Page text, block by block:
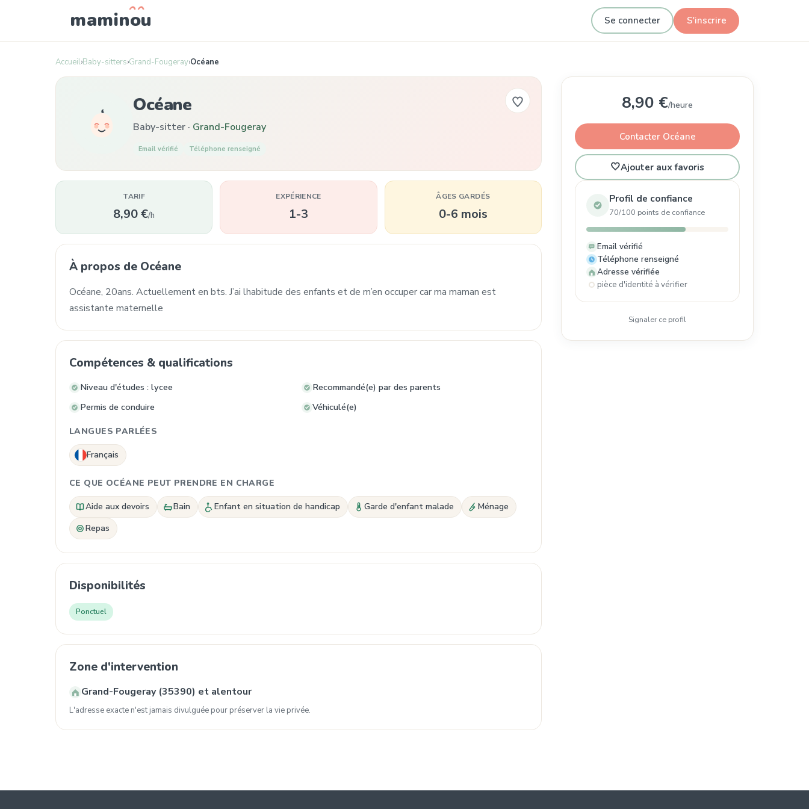
maminou Se connecter S'inscrire
Accueil›Baby-sitters›Grand-Fougeray›Océane
Océane
Baby-sitter · Grand-Fougeray
Email vérifié Téléphone renseigné
TARIF
8,90 €/h
EXPÉRIENCE
1-3
ÂGES GARDÉS
0-6 mois
À propos de Océane
Océane, 20ans. Actuellement en bts. J’ai lhabitude des enfants et de m’en occuper car ma maman est
assistante maternelle
Compétences & qualifications
Niveau d'études : lycee
Recommandé(e) par des parents
Permis de conduire
Véhiculé(e)
LANGUES PARLÉES
Français
CE QUE OCÉANE PEUT PRENDRE EN CHARGE
Aide aux devoirs Bain Enfant en situation de handicap Garde d'enfant malade
Ménage
Repas
Disponibilités
Ponctuel
Zone d'intervention
Grand-Fougeray (35390) et alentour
L'adresse exacte n'est jamais divulguée pour préserver la vie privée.
8,90 €/heure
Contacter Océane
🤍Ajouter aux favoris
Profil de confiance
70/100 points de confiance
Email vérifié
Téléphone renseigné
Adresse vérifiée
pièce d'identité à vérifier
Signaler ce profil